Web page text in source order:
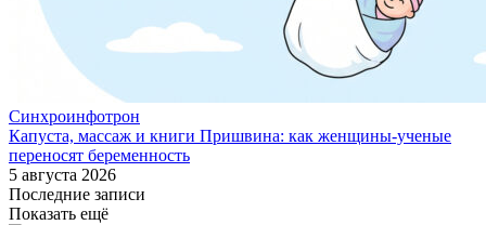
Синхроинфотрон
Капуста, массаж и книги Пришвина: как женщины-ученые
переносят беременность
5 августа 2026
Последние записи
Показать ещё